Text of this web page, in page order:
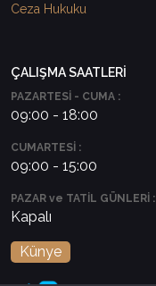
Ceza Hukuku
ÇALIŞMA SAATLERİ
PAZARTESİ - CUMA :
09:00 - 18:00
CUMARTESİ :
09:00 - 15:00
PAZAR ve TATİL GÜNLERİ :
Kapalı
Künye